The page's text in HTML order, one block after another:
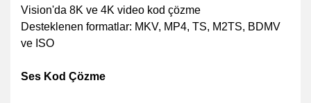
Vision'da 8K ve 4K video kod çözme
Desteklenen formatlar: MKV, MP4, TS, M2TS, BDMV
ve ISO
Ses Kod Çözme